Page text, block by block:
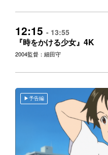
12:15 - 13:55
『時をかける少女』 4K
2004監督：細田守
予告編